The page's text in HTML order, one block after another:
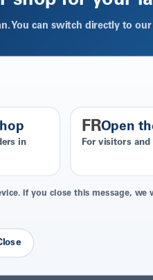
You can switch directly to
in
FROpen
For visitors
If you close this message, we